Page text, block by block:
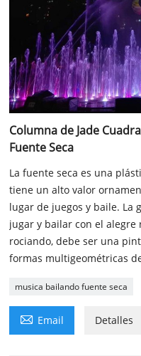
Columna de Jade
Fuente Seca
La fuente seca es una
tiene un alto valor
lugar de juegos y baile. La
jugar y bailar con el alegre
rociando, debe ser una
formas multigeométricas
musica bailando fuente seca
 Email Detalles